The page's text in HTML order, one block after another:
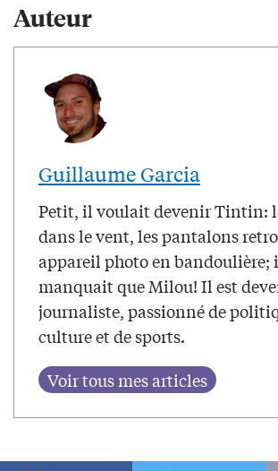
Auteur
Guillaume Garcia
Petit, il voulait devenir Tintin:
dans le vent, les pantalons
appareil photo en bandoulière;
manquait que Milou! Il est
journaliste, passionné de
culture et de sports.